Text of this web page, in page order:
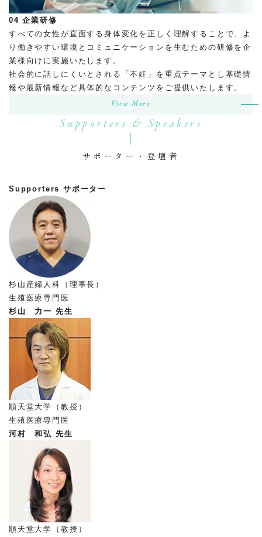
04 企業研修
すべての女性が直面する身体変化を正しく理解することで、よ
り働きやすい環境とコミュニケーションを生むための研修を企
業様向けに実施いたします。
社会的に話しにくいとされる「不妊」を重点テーマとし基礎情
報や最新情報など具体的なコンテンツをご提供いたします。
View More
Supporters & Speakers
サポーター・登壇者
Supporters サポーター
杉山産婦人科（理事長）
生殖医療専門医
杉山 力一 先生
順天堂大学（教授）
生殖医療専門医
河村 和弘 先生
順天堂大学（教授）